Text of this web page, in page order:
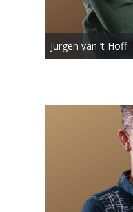
Jurgen van ’t Hoff